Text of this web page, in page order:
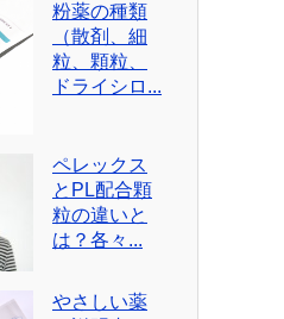
粉薬の種類
（散剤、細
粒、顆粒、
ドライシロ...
ペレックス
とPL配合顆
粒の違いと
は？各々...
やさしい薬